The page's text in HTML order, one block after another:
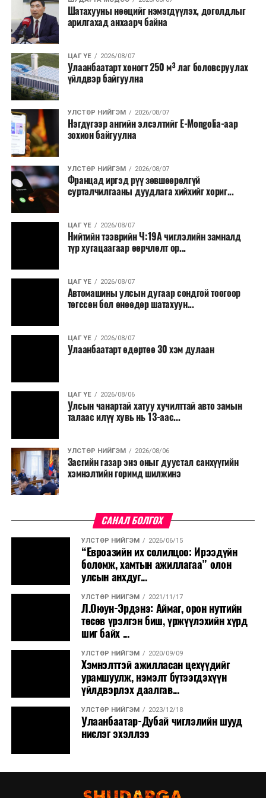
болон арилжааны банкуудтай хамтран стратегийн
бүтээгдэхүүний нөөц бүрдүүлэх, хадгалах, түгээх,
борлуулах бүх шатанд цахим төлбөрийн баримт
үйлдэж, бүртгэлийг ил тод болгох юм.
2026 оны намар бэлтгэж, 2027 оны хавар худалдаанд
гаргах нөөцийн махны бүрдүүлэлтэд Нийслэлийн
Засаг дарга Б.Пүрэвдагваг онцгойлон анхаарч
ажиллахыг Ерөнхий сайд үүрэг болгожээ.
Нөөцийн махыг цахим системд бүртгэснээр мах
бэлтгэлийн явц, нөөцийн үлдэгдэл ил тод болно. Мөн
хөнгөлөлттэй зээлийг зориулалтын бусаар ашиглах
явдлыг таслан зогсоох, хүртээмжийг нэмэгдүүлэх,
өрсөлдөөнийг бий болгох боломжтой гэж үзжээ.
Иргэд агуулах, үйлдвэрээс махаа шууд худалдан авах,
малчид системээр дамжуулан бүтээгдэхүүнээ
Түүнчлэн түлш, улаанбуудай, хүнсний ногооны нөөц
бүрдүүлэх зоорь, агуулах барих аж ахуйн нэгжүүдэд
Шатахууны нөөцийг нэмэгдүүлэх, доголдлыг
арилгахад анхаарч байна
ЦАГ ҮЕ 2026/08/07
Улаанбаатарт хоногт 250 м³ лаг боловсруулах
үйлдвэр байгуулна
УЛСТӨР НИЙГЭМ 2026/08/07
Нэгдүгээр ангийн элсэлтийг E-Mongolia-аар
зохион байгуулна
УЛСТӨР НИЙГЭМ 2026/08/07
Францад иргэд рүү зөвшөөрөлгүй
сурталчилгааны дуудлага хийхийг хориг...
ЦАГ ҮЕ 2026/08/07
Нийтийн тээврийн Ч:19А чиглэлийн замналд
түр хугацаагаар өөрчлөлт ор...
ЦАГ ҮЕ 2026/08/07
Автомашины улсын дугаар сондгой тоогоор
төгссөн бол өнөөдөр шатахуун...
ЦАГ ҮЕ 2026/08/07
Улаанбаатарт өдөртөө 30 хэм дулаан
ЦАГ ҮЕ 2026/08/06
Улсын чанартай хатуу хучилттай авто замын
талаас илүү хувь нь 13-аас...
УЛСТӨР НИЙГЭМ 2026/08/06
Засгийн газар энэ оныг дуустал санхүүгийн
хэмнэлтийн горимд шилжинэ
САНАЛ БОЛГОХ
УЛСТӨР НИЙГЭМ 2026/06/15
“Евроазийн их солилцоо: Ирээдүйн
боломж, хамтын ажиллагаа” олон
улсын анхдуг...
УЛСТӨР НИЙГЭМ 2021/11/17
Л.Оюун-Эрдэнэ: Аймаг, орон нутгийн
төсөв үрэлгэн биш, үржүүлэхийн хүрд
шиг байх ...
УЛСТӨР НИЙГЭМ 2020/09/09
Хэмнэлттэй ажилласан цехүүдийг
урамшуулж, нэмэлт бүтээгдэхүүн
үйлдвэрлэх даалгав...
УЛСТӨР НИЙГЭМ 2023/12/18
Улаанбаатар-Дубай чиглэлийн шууд
нислэг эхэллээ